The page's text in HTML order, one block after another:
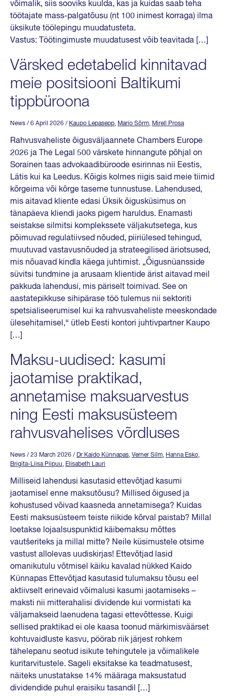
võimalik, siis sooviks kuulda, kas ja kuidas saab teha
töötajate mass-palgatõusu (nt 100 inimest korraga) ilma
üksikute töölepingu muudatusteta.
Vastus: Töötingimuste muudatusest võib teavitada […]
Värsked edetabelid kinnitavad
meie positsiooni Baltikumi
tippbüroona
News / 6 April 2026 / Kaupo Lepasepp, Mario Sõrm, Mirell Prosa
Rahvusvaheliste õigusväljaannete Chambers Europe
2026 ja The Legal 500 värskete hinnangute põhjal on
Sorainen taas advokaadibüroode esirinnas nii Eestis,
Lätis kui ka Leedus. Kõigis kolmes riigis said meie tiimid
kõrgeima või kõrge taseme tunnustuse. Lahendused,
mis aitavad kliente edasi Üksik õigusküsimus on
tänapäeva kliendi jaoks pigem haruldus. Enamasti
seistakse silmitsi komplekssete väljakutsetega, kus
põimuvad regulatiivsed nõuded, piiriülesed tehingud,
muutuvad vastavusnõuded ja strateegilised äriotsused,
mis nõuavad kindla käega juhtimist. „Õigusnüansside
süvitsi tundmine ja arusaam klientide ärist aitavad meil
pakkuda lahendusi, mis päriselt toimivad. See on
aastatepikkuse sihipärase töö tulemus nii sektoriti
spetsialiseerumisel kui ka rahvusvaheliste meeskondade
ülesehitamisel,“ ütleb Eesti kontori juhtivpartner Kaupo
[…]
Maksu-uudised: kasumi
jaotamise praktikad,
annetamise maksuarvestus
ning Eesti maksusüsteem
rahvusvahelises võrdluses
News / 23 March 2026 / Dr Kaido Künnapas, Verner Silm, Hanna Esko,
Brigita-Liisa Piipuu, Elisabeth Lauri
Milliseid lahendusi kasutasid ettevõtjad kasumi
jaotamisel enne maksutõusu? Millised õigused ja
kohustused võivad kaasneda annetamisega? Kuidas
Eesti maksusüsteem teiste riikide kõrval paistab? Millal
loetakse lojaalsuspunktid käibemaksu mõttes
vautšeriteks ja millal mitte? Neile küsimustele otsime
vastust allolevas uudiskirjas! Ettevõtjad lasid
omanikutulu võtmisel käiku kavalad nükked Kaido
Künnapas Ettevõtjad kasutasid tulumaksu tõusu eel
aktiivselt erinevaid võimalusi kasumi jaotamiseks –
maksti nii mitterahalisi dividende kui vormistati ka
väljamakseid laenudena tagasi ettevõttesse. Kuigi
sellised praktikad ei ole kaasa toonud märkimisväärset
kohtuvaidluste kasvu, pöörab riik järjest rohkem
tähelepanu seotud isikute tehingutele ja võimalikele
kuritarvitustele. Sageli eksitakse ka teadmatusest,
näiteks unustatakse 14% määraga maksustatud
dividendide puhul eraisiku tasandil […]